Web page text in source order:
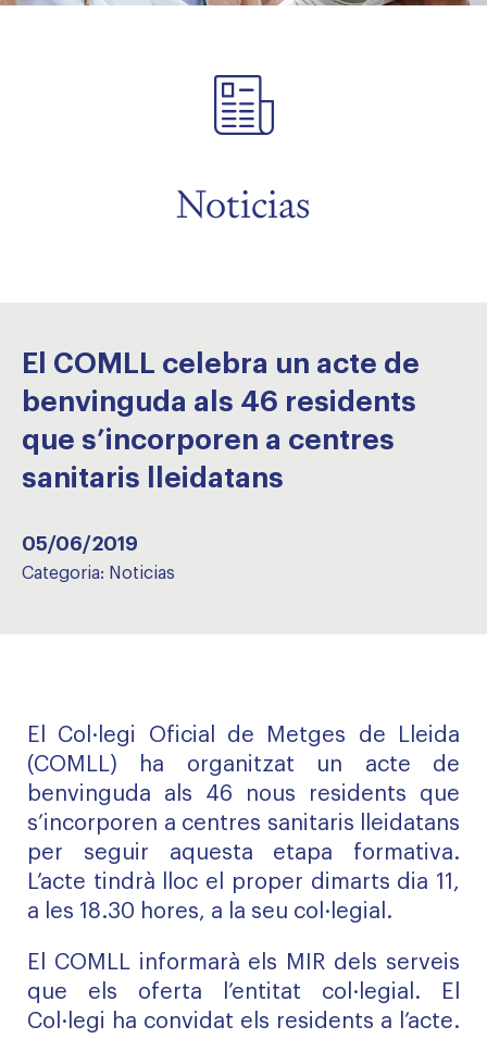
Noticias
El COMLL celebra un acte de
benvinguda als 46 residents
que s’incorporen a centres
sanitaris lleidatans
05/06/2019
Categoria: Noticias
El Col·legi Oficial de Metges de Lleida
(COMLL) ha organitzat un acte de
benvinguda als 46 nous residents que
s’incorporen a centres sanitaris lleidatans
per seguir aquesta etapa formativa.
L’acte tindrà lloc el proper dimarts dia 11,
a les 18.30 hores, a la seu col·legial.
El COMLL informarà els MIR dels serveis
que els oferta l’entitat col·legial. El
Col·legi ha convidat els residents a l’acte.